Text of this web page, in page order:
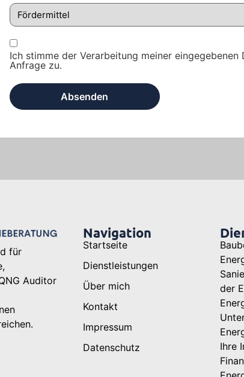
stimme
Ich stimme der Verarbeitung meiner
Anfrage zu.
für
Auditor
Navigation
Startseite
Dienstleistungen
Über mich
Kontakt
Impressum
Datenschutz
der
Ihre